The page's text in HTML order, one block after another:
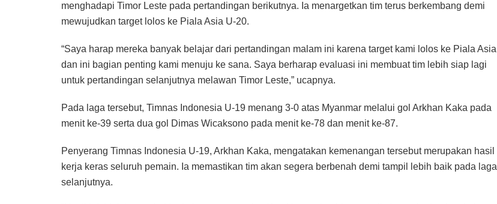
menghadapi Timor Leste pada pertandingan berikutnya. Ia menargetkan tim terus berkembang demi
mewujudkan target lolos ke Piala Asia U-20.
“Saya harap mereka banyak belajar dari pertandingan malam ini karena target kami lolos ke Piala Asia
dan ini bagian penting kami menuju ke sana. Saya berharap evaluasi ini membuat tim lebih siap lagi
untuk pertandingan selanjutnya melawan Timor Leste,” ucapnya.
Pada laga tersebut, Timnas Indonesia U-19 menang 3-0 atas Myanmar melalui gol Arkhan Kaka pada
menit ke-39 serta dua gol Dimas Wicaksono pada menit ke-78 dan menit ke-87.
Penyerang Timnas Indonesia U-19, Arkhan Kaka, mengatakan kemenangan tersebut merupakan hasil
kerja keras seluruh pemain. Ia memastikan tim akan segera berbenah demi tampil lebih baik pada laga
selanjutnya.